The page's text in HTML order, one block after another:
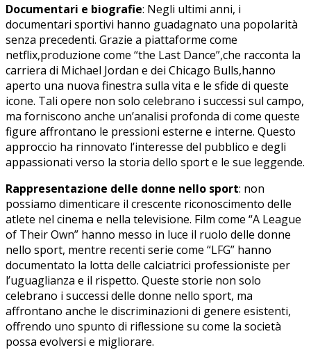
Documentari e biografie: Negli ultimi anni, i
documentari sportivi hanno guadagnato una popolarità
senza‌ precedenti. Grazie a piattaforme come
netflix,produzione come “the Last Dance”,che racconta la
carriera di Michael Jordan ‍e dei Chicago Bulls,hanno
aperto una nuova finestra​ sulla vita⁣ e le sfide di queste
icone. Tali opere non solo celebrano i successi sul campo,
ma forniscono anche un’analisi profonda di come​ queste
figure affrontano le ⁢pressioni esterne e interne. Questo
approccio ha rinnovato l’interesse del pubblico e degli
appassionati verso ​la​ storia dello sport e le sue leggende.
Rappresentazione delle donne nello sport:⁢ non
possiamo dimenticare il crescente riconoscimento delle
atlete⁤ nel cinema e nella televisione. Film come “A ​League
of Their⁣ Own”⁤ hanno messo in luce il ruolo delle donne
nello sport, mentre recenti serie ⁤come “LFG” hanno
documentato la lotta ​delle calciatrici professioniste per
l’uguaglianza e il rispetto. Queste ⁣storie non solo
celebrano i successi delle donne nello sport, ma
affrontano anche le discriminazioni di genere esistenti,‍
offrendo uno spunto di ⁢riflessione su come la società
possa evolversi e migliorare.